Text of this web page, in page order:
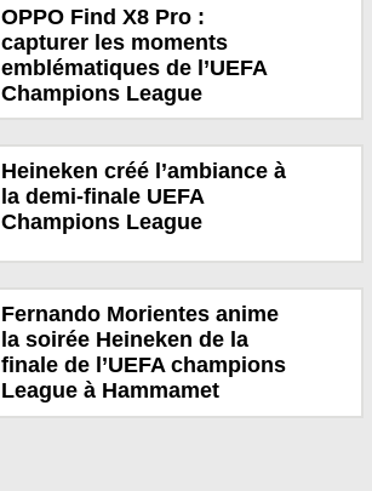
OPPO Find X8 Pro :
capturer les moments
emblématiques de l’UEFA
Champions League
Heineken créé l’ambiance à
la demi-finale UEFA
Champions League
Fernando Morientes anime
la soirée Heineken de la
finale de l’UEFA champions
League à Hammamet